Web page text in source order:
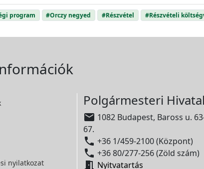
program #Orczy negyed #Részvétel #Részvételi
nyilatkozat
Polgármesteri Hivatal
 1082 Budapest, Baross u.
67.
 +36 1/459-2100 (Központ)
 +36 80/277-256 (Zöld szám)
 Nyitvatartás